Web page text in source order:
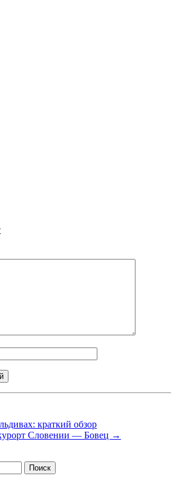
краткий обзор
Словении — Бовец →